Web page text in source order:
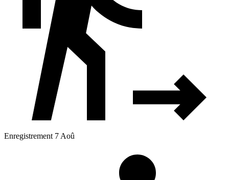
Enregistrement 7 Aoû